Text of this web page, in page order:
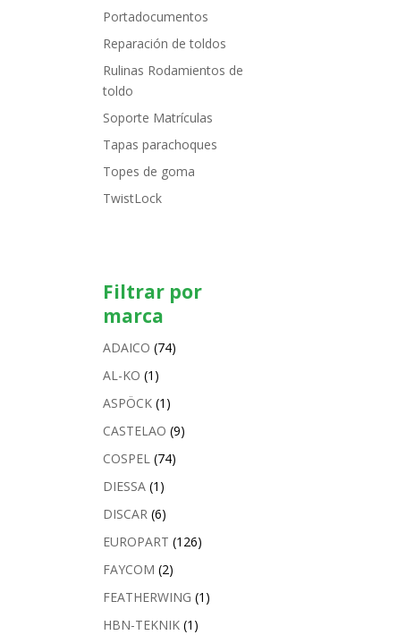
Portadocumentos
Reparación de toldos
Rulinas Rodamientos de
toldo
Soporte Matrículas
Tapas parachoques
Topes de goma
TwistLock
Filtrar por
marca
ADAICO (74)
AL-KO (1)
ASPÖCK (1)
CASTELAO (9)
COSPEL (74)
DIESSA (1)
DISCAR (6)
EUROPART (126)
FAYCOM (2)
FEATHERWING (1)
HBN-TEKNIK (1)